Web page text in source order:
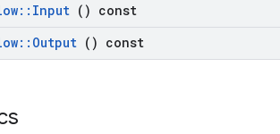
:: Input () const
:: Output () const